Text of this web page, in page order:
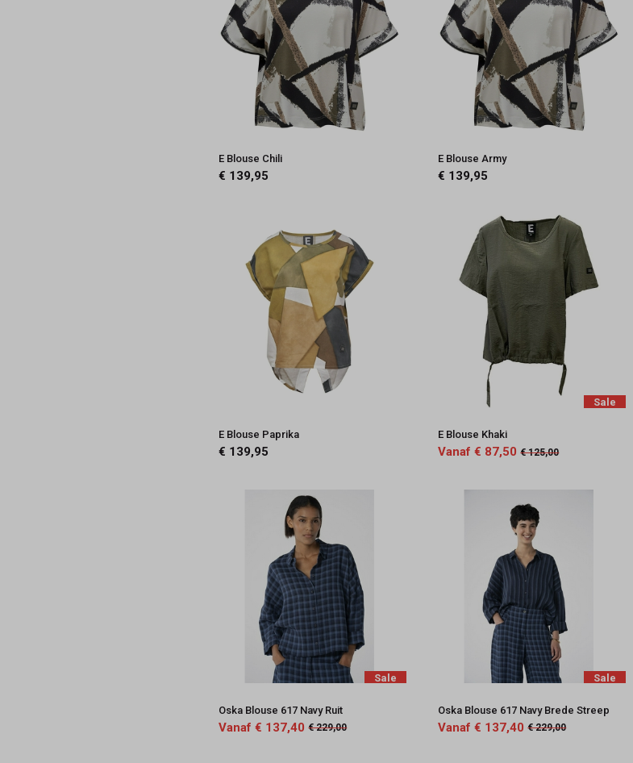
E Blouse Chili
€ 139,95
E Blouse Army
€ 139,95
E Blouse Paprika
€ 139,95
Sale
E Blouse Khaki
Vanaf € 87,50 € 125,00
Sale
Oska Blouse 617 Navy Ruit
Vanaf € 137,40 € 229,00
Sale
Oska Blouse 617 Navy Brede Streep
Vanaf € 137,40 € 229,00